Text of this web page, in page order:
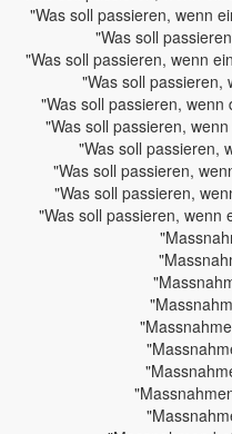
"Was soll passieren, wenn
"Was soll
"Was soll passieren, wenn
"Was soll passieren,
"Was soll passieren,
"Was soll passieren,
"Was soll passieren,
"Was soll passieren,
"Was soll passieren,
"Was soll passieren, wenn